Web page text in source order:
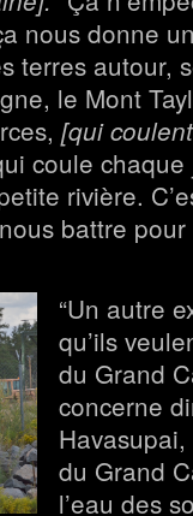
nous donne
terres autour,
le Mont
[qui
coule
rivière.
battre
“Un autre
qu’ils
du Grand
concerne
du Grand
l’eau des